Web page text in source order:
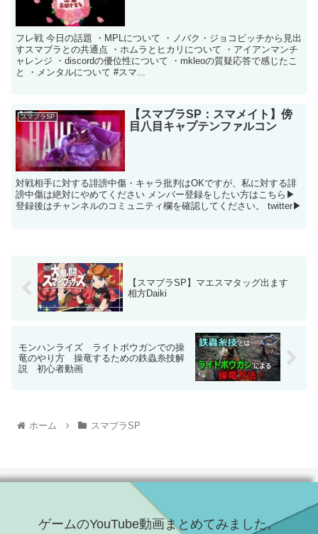
フレ戦 今日の話題 ・MPLについて ・ノバク・ジョコビッチから見出
すスマブラとの共通点 ・ホムラとヒカリについて ・アイアンマンチ
ャレンジ ・discordの優位性について ・mkleoの質疑応答で感じたこ
と ・メンタルについて #スマ...
スマブラSP
【スマブラSP：スマメイト】傍
目八目キャプテンファルコン
対戦相手に対する誹謗中傷・キャラ批判はOKですが、私に対する誹
謗中傷は絶対にやめてください メンバー登録をしたい方はこちら▶
登録後はチャンネルのコミュニティ欄を確認してください。 twitter▶
【スマブラSP】マエスマタッグ出ます
相方Daiki
モンハンライズ ライトボウガンでの操
竜のやり方 操竜するための鉄蟲糸技解
説 初心者動画
ホーム スマブラSP
ゲームのYouTube動画まとめてみました。